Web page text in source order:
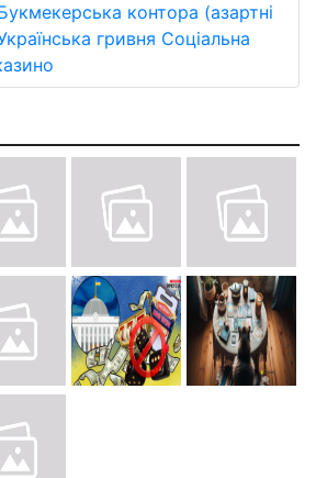
контора (азартні
гривня Соціальна